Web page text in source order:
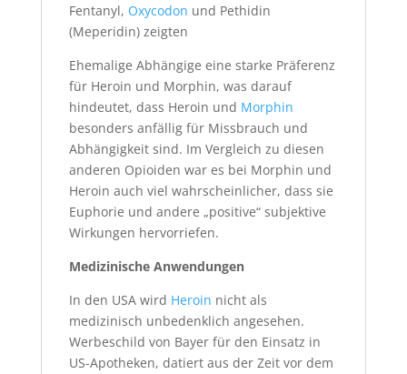
Fentanyl, Oxycodon und Pethidin
(Meperidin) zeigten
Ehemalige Abhängige eine starke Präferenz
für Heroin und Morphin, was darauf
hindeutet, dass Heroin und Morphin
besonders anfällig für Missbrauch und
Abhängigkeit sind. Im Vergleich zu diesen
anderen Opioiden war es bei Morphin und
Heroin auch viel wahrscheinlicher, dass sie
Euphorie und andere „positive“ subjektive
Wirkungen hervorriefen.
Medizinische Anwendungen
In den USA wird Heroin nicht als
medizinisch unbedenklich angesehen.
Werbeschild von Bayer für den Einsatz in
US-Apotheken, datiert aus der Zeit vor dem